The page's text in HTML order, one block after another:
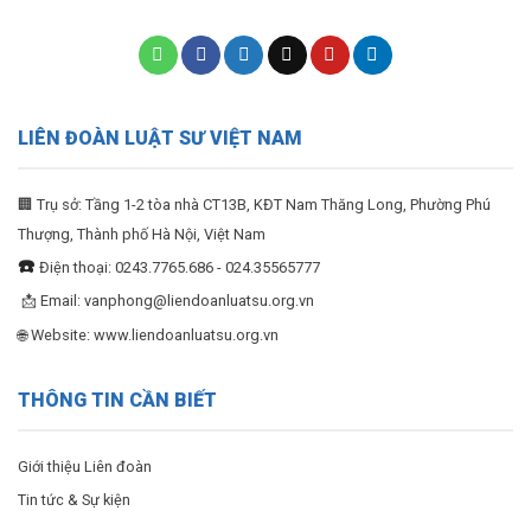
LIÊN ĐOÀN LUẬT SƯ VIỆT NAM
🏢 Trụ sở: Tầng 1-2 tòa nhà CT13B, KĐT Nam Thăng Long, Phường Phú
Thượng, Thành phố Hà Nội, Việt Nam
☎️ Điện thoại: 0243.7765.686 - 024.35565777
📩 Email: vanphong@liendoanluatsu.org.vn
🌐 Website: www.liendoanluatsu.org.vn
THÔNG TIN CẦN BIẾT
Giới thiệu Liên đoàn
Tin tức & Sự kiện